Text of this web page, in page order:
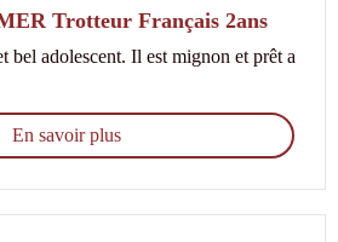
Trotteur Français 2ans
bel adolescent. Il est mignon et prêt a
En savoir plus